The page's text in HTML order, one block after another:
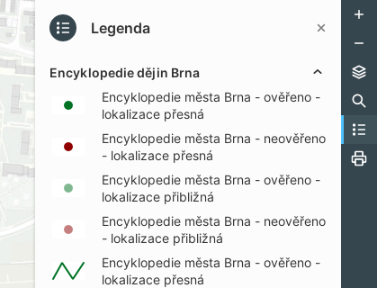
Legenda
Encyklopedie dějin Brna
Encyklopedie města Brna - ověřeno -
lokalizace přesná
Encyklopedie města Brna - neověřeno
- lokalizace přesná
Encyklopedie města Brna - ověřeno -
lokalizace přibližná
Encyklopedie města Brna - neověřeno
- lokalizace přibližná
Encyklopedie města Brna - ověřeno -
lokalizace přesná